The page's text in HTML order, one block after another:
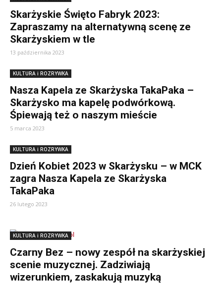
Skarżyskie Święto Fabryk 2023:
Zapraszamy na alternatywną scenę ze
Skarżyskiem w tle
13 października 2023
KULTURA i ROZRYWKA
Nasza Kapela ze Skarżyska TakaPaka –
Skarżysko ma kapelę podwórkową.
Śpiewają też o naszym mieście
5 marca 2023
KULTURA i ROZRYWKA
Dzień Kobiet 2023 w Skarżysku – w MCK
zagra Nasza Kapela ze Skarżyska
TakaPaka
26 lutego 2023
KULTURA i ROZRYWKA
Czarny Bez – nowy zespół na skarżyskiej
scenie muzycznej. Zadziwiają
wizerunkiem, zaskakują muzyką